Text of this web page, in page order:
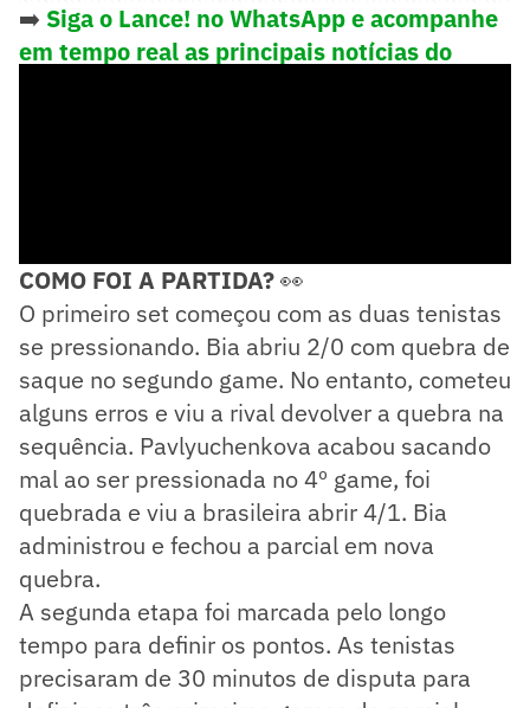
➡️ Siga o Lance! no WhatsApp e acompanhe
em tempo real as principais notícias do
COMO FOI A PARTIDA?👀
O primeiro set começou com as duas tenistas
se pressionando. Bia abriu 2/0 com quebra de
saque no segundo game. No entanto, cometeu
alguns erros e viu a rival devolver a quebra na
sequência. Pavlyuchenkova acabou sacando
mal ao ser pressionada no 4º game, foi
quebrada e viu a brasileira abrir 4/1. Bia
administrou e fechou a parcial em nova
quebra.
A segunda etapa foi marcada pelo longo
tempo para definir os pontos. As tenistas
precisaram de 30 minutos de disputa para